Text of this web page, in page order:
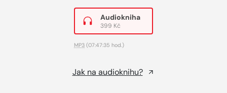
Audiokniha
399 Kč
MP3 (07:47:35 hod.)
Jak na audioknihu?